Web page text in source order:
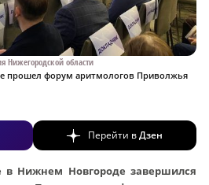
Нижегородской области
прошел форум аритмологов Приволжья
Перейти вДзен
Нижнем Новгороде завершился